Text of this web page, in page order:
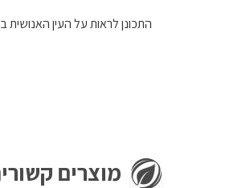
התכונן לראות על העין
מוצרים